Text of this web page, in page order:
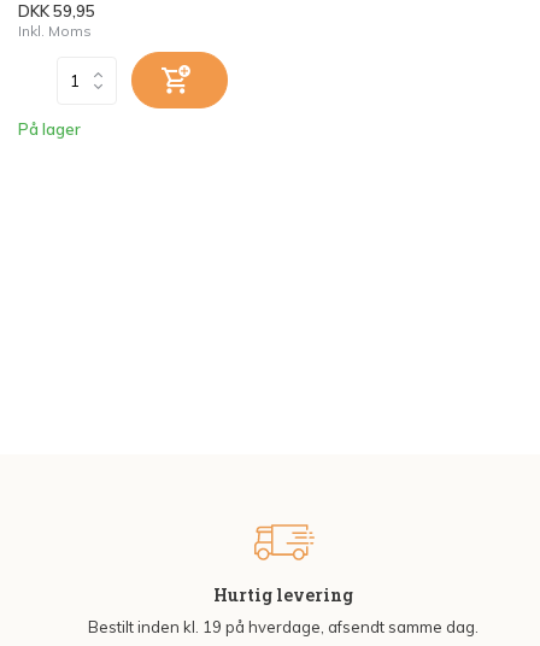
DKK 59,95
Inkl. Moms
På lager
Hurtig levering
Bestilt inden kl. 19 på hverdage, afsendt samme dag.